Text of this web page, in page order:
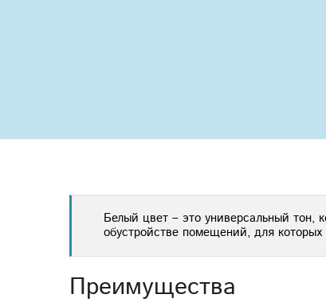
Previous
Белый цвет – это универсальный тон,
обустройстве помещений, для
Преимущества